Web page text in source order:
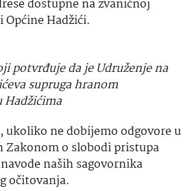
dostupne na zvaničnoj
Hadžići.
potvrđuje da je Udruženje na
supruga hranom
Hadžićima
ukoliko ne dobijemo odgovore u
Zakonom o slobodi pristupa
naših sagovornika
očitovanja.